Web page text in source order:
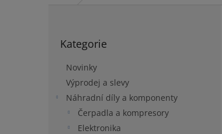
kategorie
Kategorie
Novinky
Výprodej a slevy
Náhradní díly a komponenty
Čerpadla a kompresory
Elektronika